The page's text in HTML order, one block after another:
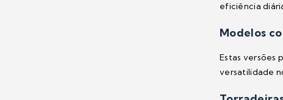
eficiência
Modelos
Estas versões
versatilidade